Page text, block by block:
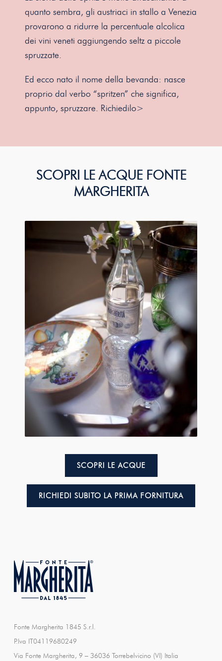
quanto sembra, gli austriaci in stallo a Venezia
provarono a ridurre la percentuale alcolica
dei vini veneti aggiungendo seltz a piccole
spruzzate.
Ed ecco nato il nome della bevanda: nasce
proprio dal verbo “spritzen” che significa,
appunto, spruzzare. Richiedilo>
SCOPRI LE ACQUE FONTE
MARGHERITA
SCOPRI LE ACQUE
RICHIEDI SUBITO LA PRIMA FORNITURA
Fonte Margherita 1845 S.r.l.
P.Iva IT04119680249
Via Fonte Margherita, 9 – 36036 Torrebelvicino (VI) Italia